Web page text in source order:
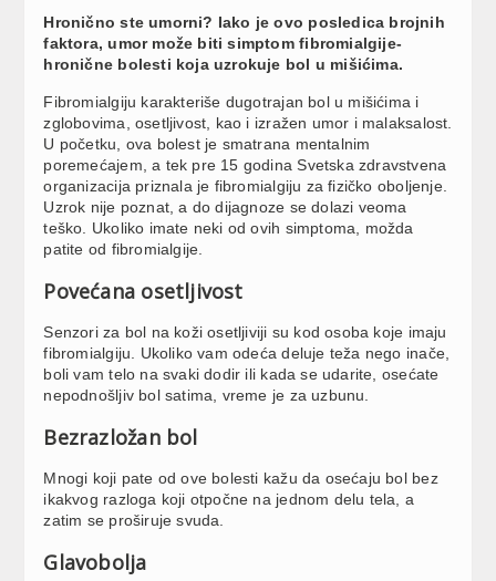
Hronično ste umorni? Iako je ovo posledica brojnih
faktora, umor može biti simptom fibromialgije-
hronične bolesti koja uzrokuje bol u mišićima.
Fibromialgiju karakteriše dugotrajan bol u mišićima i
zglobovima, osetljivost, kao i izražen umor i malaksalost.
U početku, ova bolest je smatrana mentalnim
poremećajem, a tek pre 15 godina Svetska zdravstvena
organizacija priznala je fibromialgiju za fizičko oboljenje.
Uzrok nije poznat, a do dijagnoze se dolazi veoma
teško. Ukoliko imate neki od ovih simptoma, možda
patite od fibromialgije.
Povećana osetljivost
Senzori za bol na koži osetljiviji su kod osoba koje imaju
fibromialgiju. Ukoliko vam odeća deluje teža nego inače,
boli vam telo na svaki dodir ili kada se udarite, osećate
nepodnošljiv bol satima, vreme je za uzbunu.
Bezrazložan bol
Mnogi koji pate od ove bolesti kažu da osećaju bol bez
ikakvog razloga koji otpočne na jednom delu tela, a
zatim se proširuje svuda.
Glavobolja